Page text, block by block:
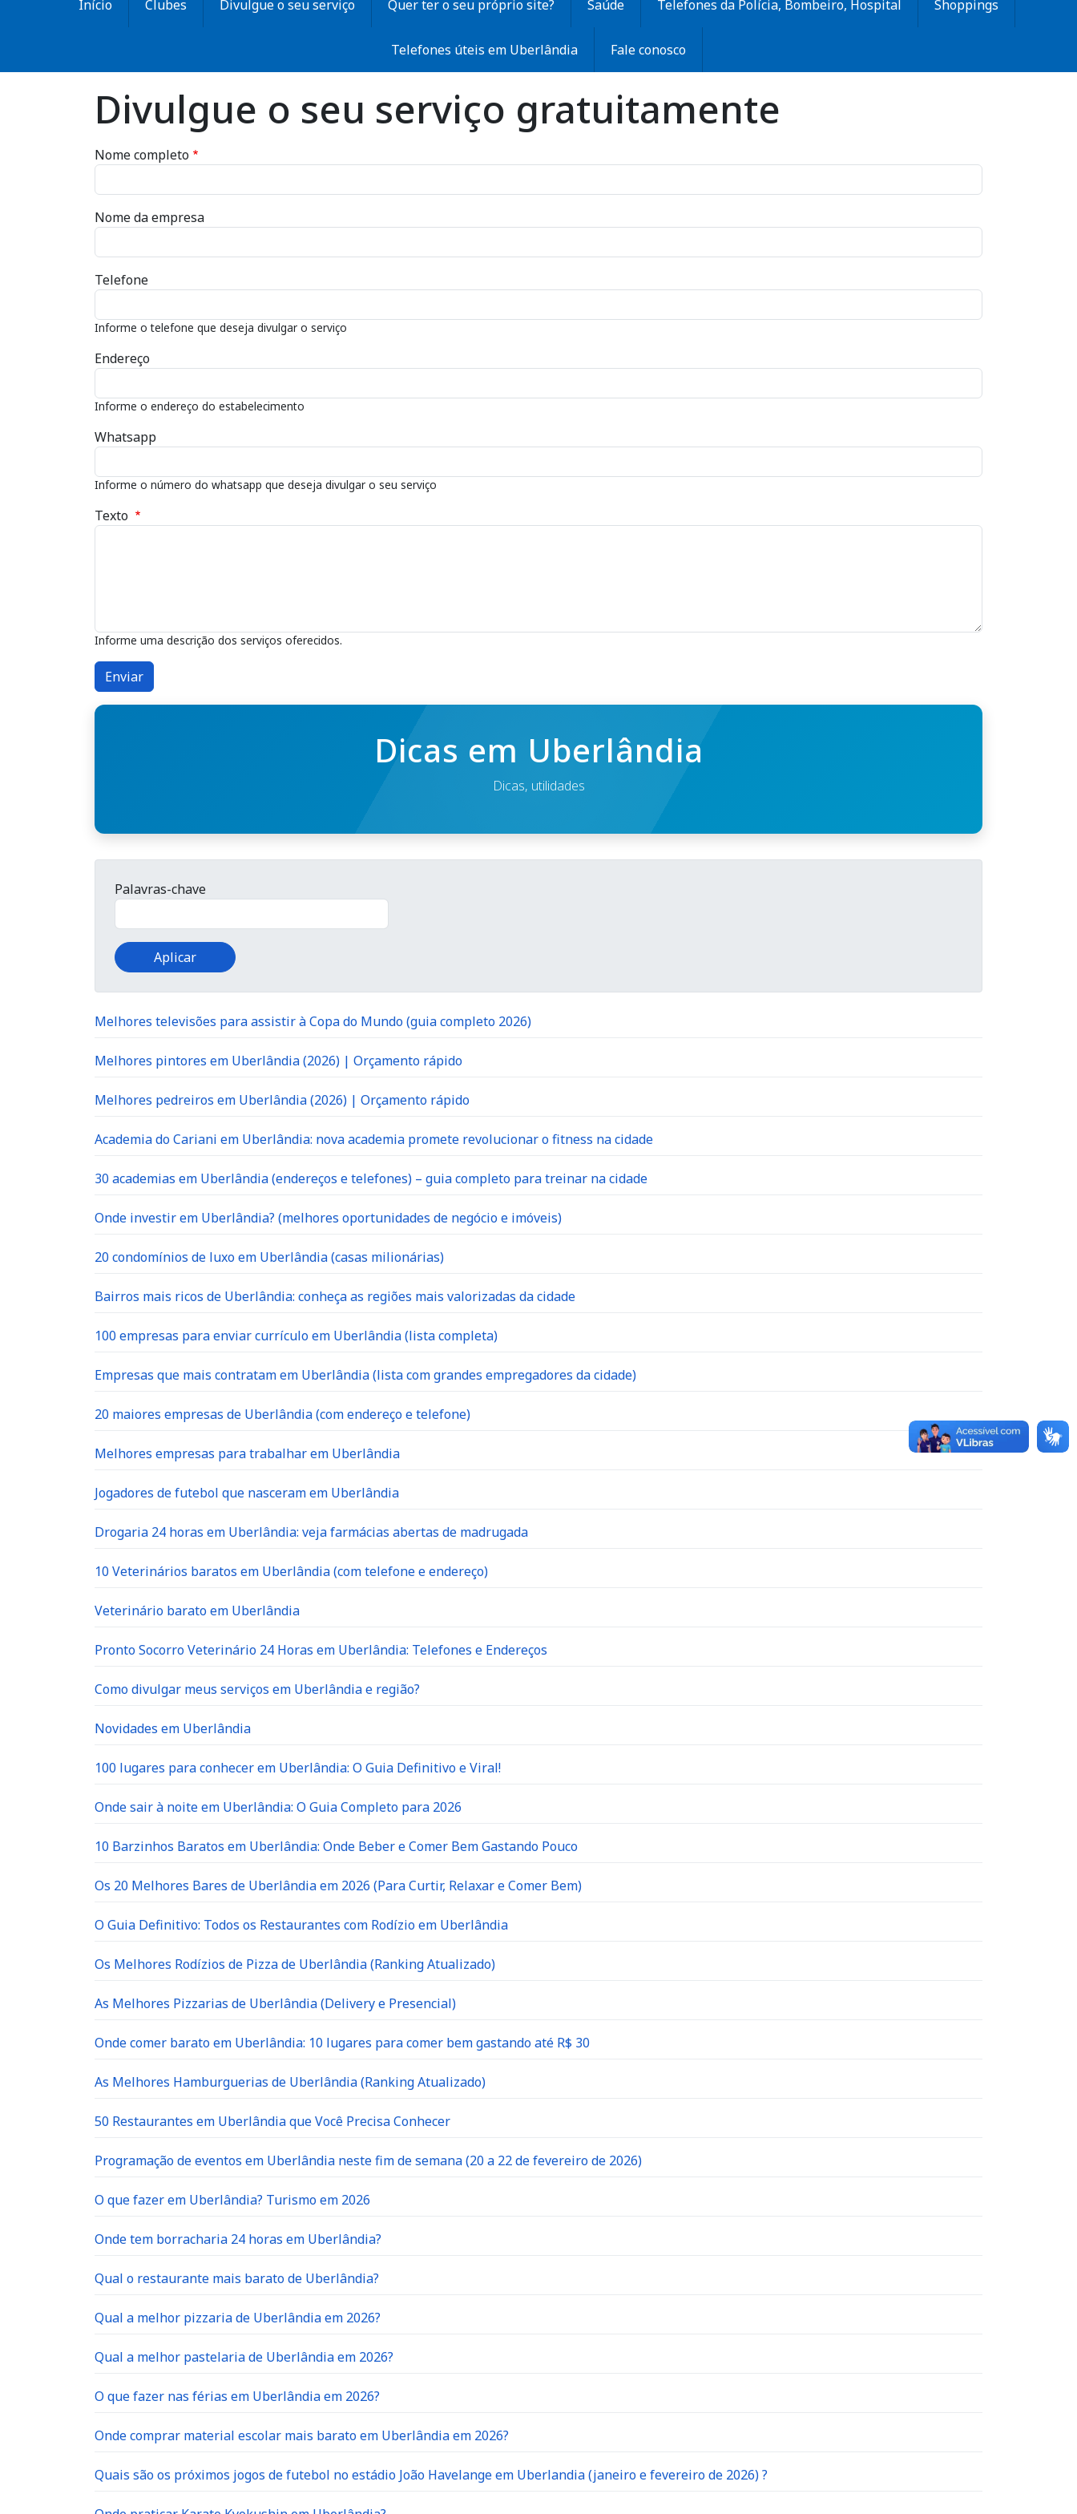
Início Clubes Divulgue o seu serviço Quer ter o seu próprio site? Saúde Telefones da Polícia, Bombeiro, Hospital Shoppings
Telefones úteis em Uberlândia Fale conosco
Divulgue o seu serviço gratuitamente
Nome completo
Nome da empresa
Telefone
Informe o telefone que deseja divulgar o serviço
Endereço
Informe o endereço do estabelecimento
Whatsapp
Informe o número do whatsapp que deseja divulgar o seu serviço
Texto
Informe uma descrição dos serviços oferecidos.
Dicas em Uberlândia
Dicas, utilidades
Palavras-chave
Melhores televisões para assistir à Copa do Mundo (guia completo 2026)
Melhores pintores em Uberlândia (2026) | Orçamento rápido
Melhores pedreiros em Uberlândia (2026) | Orçamento rápido
Academia do Cariani em Uberlândia: nova academia promete revolucionar o fitness na cidade
30 academias em Uberlândia (endereços e telefones) – guia completo para treinar na cidade
Onde investir em Uberlândia? (melhores oportunidades de negócio e imóveis)
20 condomínios de luxo em Uberlândia (casas milionárias)
Bairros mais ricos de Uberlândia: conheça as regiões mais valorizadas da cidade
100 empresas para enviar currículo em Uberlândia (lista completa)
Empresas que mais contratam em Uberlândia (lista com grandes empregadores da cidade)
20 maiores empresas de Uberlândia (com endereço e telefone)
Melhores empresas para trabalhar em Uberlândia
Jogadores de futebol que nasceram em Uberlândia
Drogaria 24 horas em Uberlândia: veja farmácias abertas de madrugada
10 Veterinários baratos em Uberlândia (com telefone e endereço)
Veterinário barato em Uberlândia
Pronto Socorro Veterinário 24 Horas em Uberlândia: Telefones e Endereços
Como divulgar meus serviços em Uberlândia e região?
Novidades em Uberlândia
100 lugares para conhecer em Uberlândia: O Guia Definitivo e Viral!
Onde sair à noite em Uberlândia: O Guia Completo para 2026
10 Barzinhos Baratos em Uberlândia: Onde Beber e Comer Bem Gastando Pouco
Os 20 Melhores Bares de Uberlândia em 2026 (Para Curtir, Relaxar e Comer Bem)
O Guia Definitivo: Todos os Restaurantes com Rodízio em Uberlândia
Os Melhores Rodízios de Pizza de Uberlândia (Ranking Atualizado)
As Melhores Pizzarias de Uberlândia (Delivery e Presencial)
Onde comer barato em Uberlândia: 10 lugares para comer bem gastando até R$ 30
As Melhores Hamburguerias de Uberlândia (Ranking Atualizado)
50 Restaurantes em Uberlândia que Você Precisa Conhecer
Programação de eventos em Uberlândia neste fim de semana (20 a 22 de fevereiro de 2026)
O que fazer em Uberlândia? Turismo em 2026
Onde tem borracharia 24 horas em Uberlândia?
Qual o restaurante mais barato de Uberlândia?
Qual a melhor pizzaria de Uberlândia em 2026?
Qual a melhor pastelaria de Uberlândia em 2026?
O que fazer nas férias em Uberlândia em 2026?
Onde comprar material escolar mais barato em Uberlândia em 2026?
Quais são os próximos jogos de futebol no estádio João Havelange em Uberlandia (janeiro e fevereiro de 2026) ?